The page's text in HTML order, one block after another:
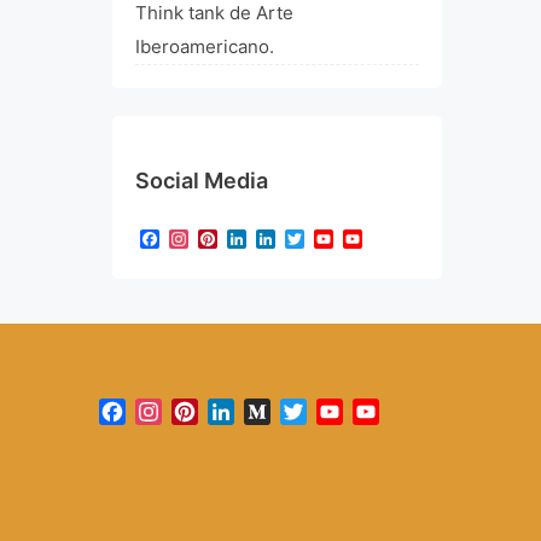
Think tank de Arte
Iberoamericano.
Social Media
Facebook
Instagram
Pinterest
LinkedIn
LinkedIn
TwitterYouTube
Facebook
Instagram
PinterestLinkedInMediumTwitterYouTube